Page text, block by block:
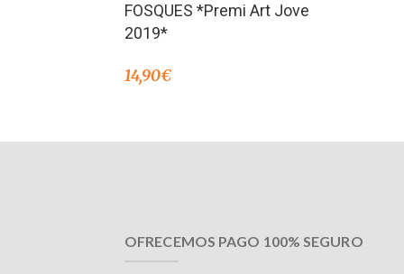
FOSQUES *Premi Art Jove
2019*
14,90€
OFRECEMOS PAGO 100% SEGURO